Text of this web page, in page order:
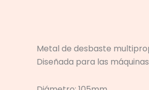
Metal de desbaste
Diseñada para las